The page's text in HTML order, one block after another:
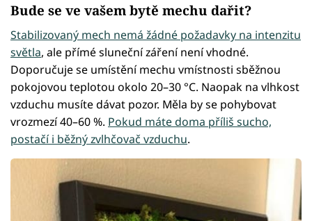
Bude se ve vašem bytě mechu dařit?
Stabilizovaný mech nemá žádné požadavky na intenzitu
světla, ale přímé sluneční záření není vhodné.
Doporučuje se umístění mechu vmístnosti sběžnou
pokojovou teplotou okolo 20–30 °C. Naopak na vlhkost
vzduchu musíte dávat pozor. Měla by se pohybovat
vrozmezí 40–60 %. Pokud máte doma příliš sucho,
postačí i běžný zvlhčovač vzduchu.